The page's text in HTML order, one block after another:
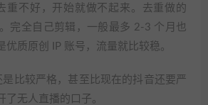
重不好，开始就做不起来。去重做的
完全自己剪辑，一般最多 2-3 个月也
优质原创 IP 账号，流量就比较稳。
比较严格，甚至比现在的抖音还要严
了无人直播的口子。